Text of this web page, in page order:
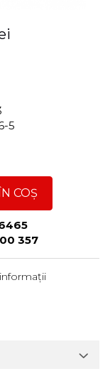
5
COȘ
357